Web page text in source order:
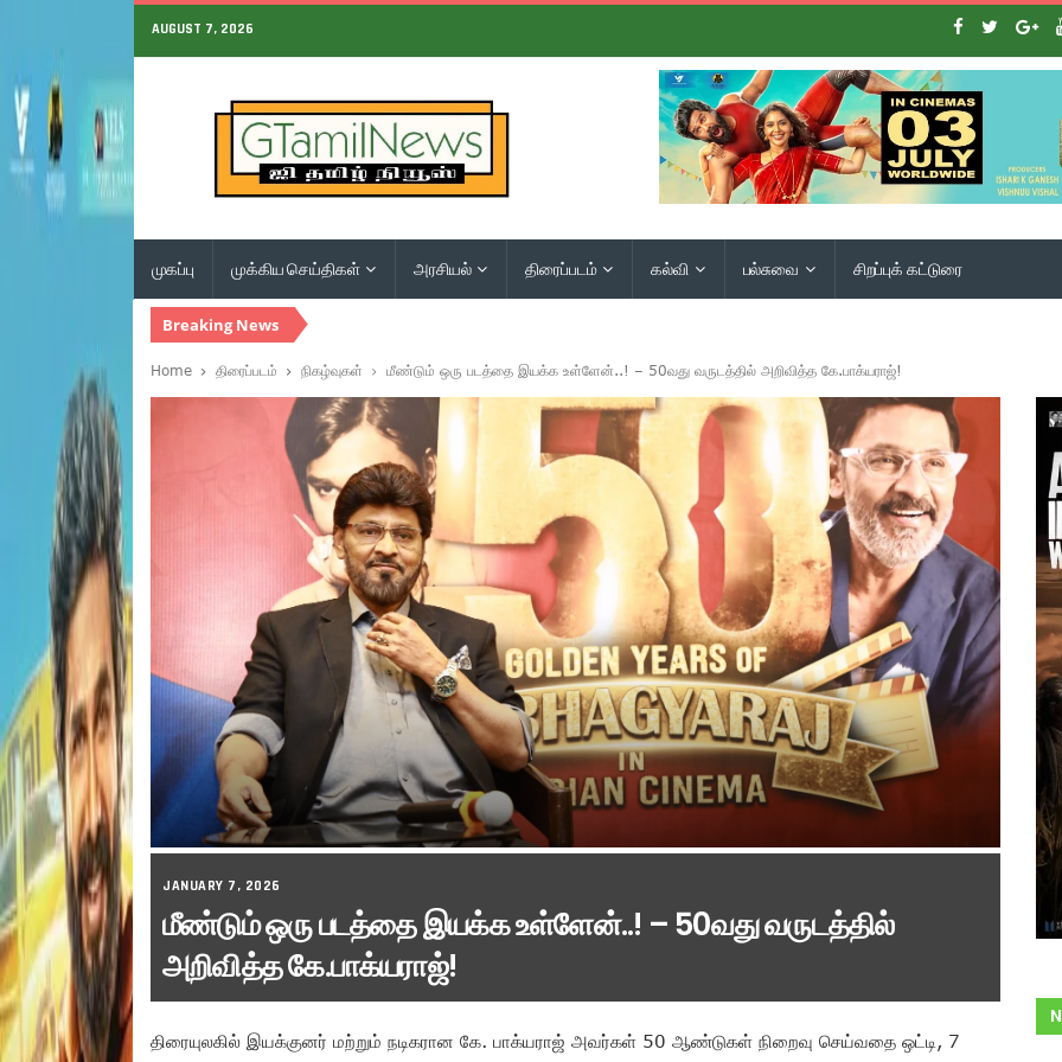
AUGUST 7, 2026
முகப்பு முக்கிய செய்திகள் அரசியல் திரைப்படம் கல்வி பல்சுவை சிறப்புக் கட்டுரை
Breaking News
Home திரைப்படம் நிகழ்வுகள் மீண்டும் ஒரு படத்தை இயக்க உள்ளேன்..! – 50வது வருடத்தில் அறிவித்த கே.பாக்யராஜ்!
JANUARY 7, 2026
மீண்டும் ஒரு படத்தை இயக்க உள்ளேன்..! – 50வது வருடத்தில்
அறிவித்த கே.பாக்யராஜ்!
திரையுலகில் இயக்குனர் மற்றும் நடிகரான கே. பாக்யராஜ் அவர்கள் 50 ஆண்டுகள் நிறைவு செய்வதை ஒட்டி, 7